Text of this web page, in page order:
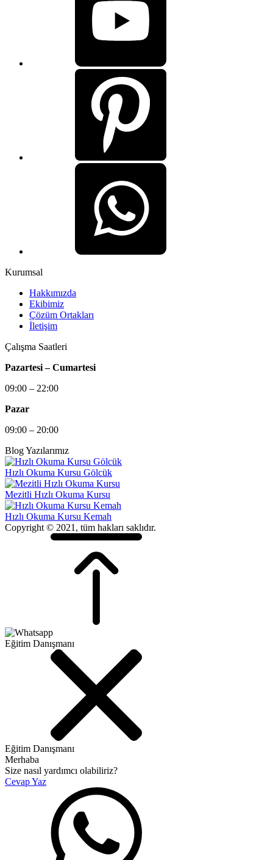
Kurumsal
Hakkımızda
Ekibimiz
Çözüm Ortakları
İletişim
Çalışma Saatleri
Pazartesi – Cumartesi
09:00 – 22:00
Pazar
09:00 – 20:00
Blog Yazılarımız
Hızlı Okuma Kursu Gölcük
Mezitli Hızlı Okuma Kursu
Hızlı Okuma Kursu Kemah
Copyright © 2021, tüm hakları saklıdır.
Eğitim Danışmanı
Eğitim Danışmanı
Merhaba
Size nasıl yardımcı olabiliriz?
Cevap Yaz